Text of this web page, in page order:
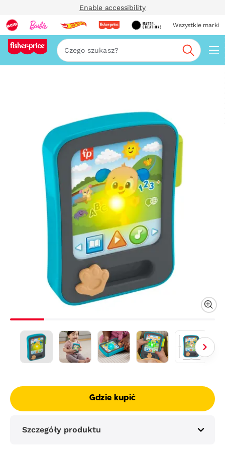
Enable accessibility
Wszystkie marki
Szukaj
Gdzie kupić
Szczegóły produktu